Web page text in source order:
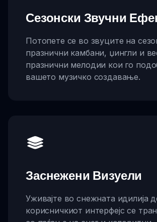
Сезонски Звучни
Потопете се во звуците на
празнични камбани, џингли и
празнични мелодии кои го
вашето музичко создавање.
Заснежени Визуели
Уживајте во снежната идилија
корисничкиот интерфејс се